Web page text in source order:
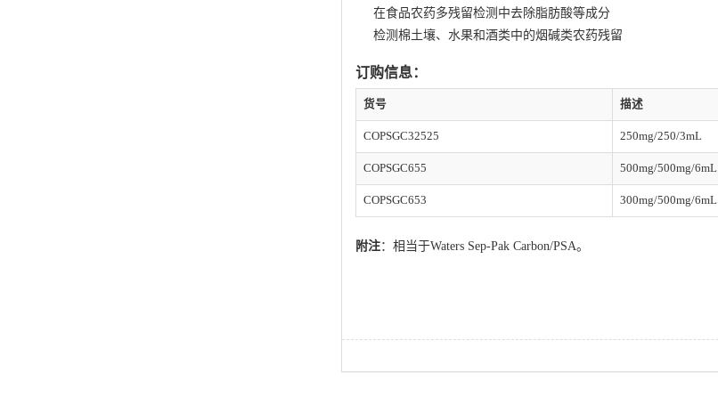
在食品农药多残留检测中去除脂肪酸等成分
检测棉土壤、水果和酒类中的烟碱类农药残留
订购信息：
货号 描述
COPSGC32525 250mg/250/3mL
COPSGC655 500mg/500mg/6mL
COPSGC653 300mg/500mg/6mL
附注：相当于Waters Sep-Pak Carbon/PSA。